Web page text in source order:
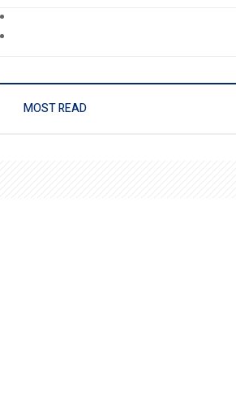
MOST READ